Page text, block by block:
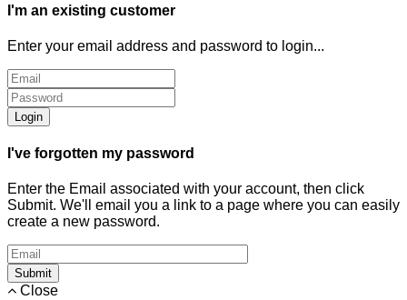
I'm an existing customer
Enter your email address and password to login...
Login
I've forgotten my password
Enter the Email associated with your account, then click
Submit. We'll email you a link to a page where you can easily
create a new password.
Submit
Close